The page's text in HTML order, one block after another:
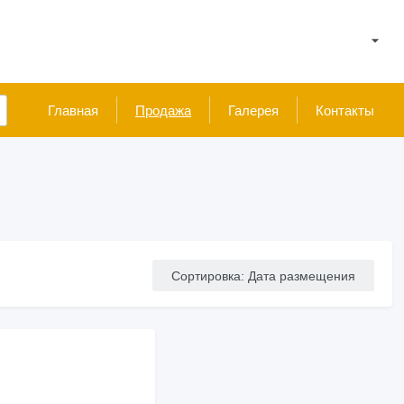
Главная Продажа Галерея Контакты
Сортировка: Дата размещения